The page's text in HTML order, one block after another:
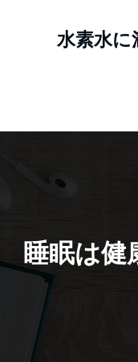
キ
水素水に
睡眠は健